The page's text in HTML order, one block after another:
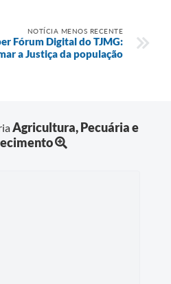
NOTÍCIA MENOS RECENTE
Fórum Digital do TJMG:
a Justiça da população
Agricultura, Pecuária e